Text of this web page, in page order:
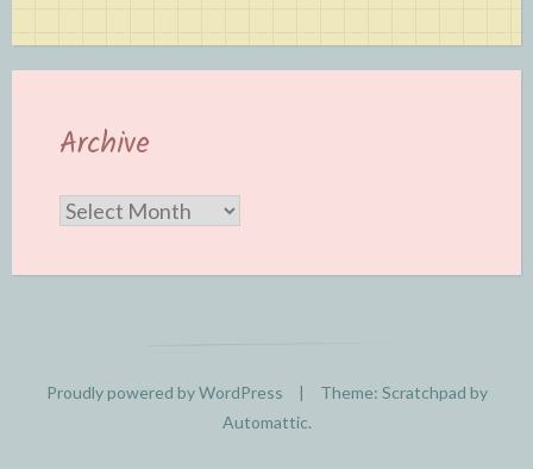
Archive
Archive
Proudly powered by WordPress |
Theme: Scratchpad by
Automattic.